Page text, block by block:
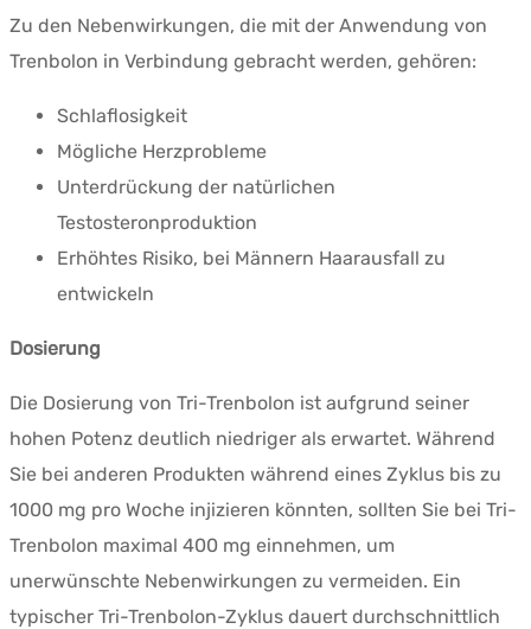
Zu den Nebenwirkungen, die mit der Anwendung von
Trenbolon in Verbindung gebracht werden, gehören:
Schlaflosigkeit
Mögliche Herzprobleme
Unterdrückung der natürlichen
Testosteronproduktion
Erhöhtes Risiko, bei Männern Haarausfall zu
entwickeln
Dosierung
Die Dosierung von Tri-Trenbolon ist aufgrund seiner
hohen Potenz deutlich niedriger als erwartet. Während
Sie bei anderen Produkten während eines Zyklus bis zu
1000 mg pro Woche injizieren könnten, sollten Sie bei Tri-
Trenbolon maximal 400 mg einnehmen, um
unerwünschte Nebenwirkungen zu vermeiden. Ein
typischer Tri-Trenbolon-Zyklus dauert durchschnittlich